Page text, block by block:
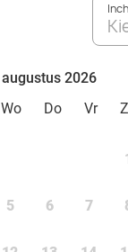
augustus 2026
Wo Do Vr
5 6 7